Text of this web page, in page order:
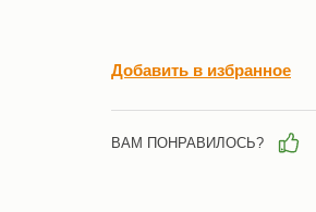
Добавить в избранное
ВАМ ПОНРАВИЛОСЬ?